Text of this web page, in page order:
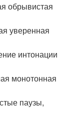
обрывистая
уверенная
интонации
монотонная
паузы,